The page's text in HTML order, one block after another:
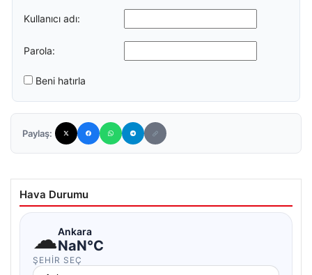
Kullanıcı adı:
Parola:
Beni hatırla
Paylaş:
Hava Durumu
☁Ankara
NaN°C
ŞEHIR SEÇ